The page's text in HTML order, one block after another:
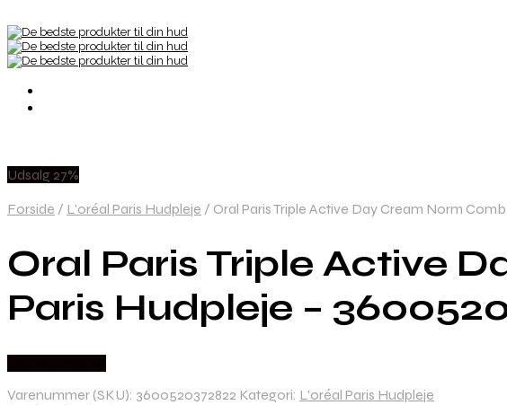
Udsalg 27%
Forside / L'oréal Paris Hudpleje / Oral Paris Triple Active Day Cream Norm
Oral Paris Triple Active
Paris Hudpleje –
Varenummer (SKU): 3600520372822 Kategori: L'oréal Paris Hudpleje